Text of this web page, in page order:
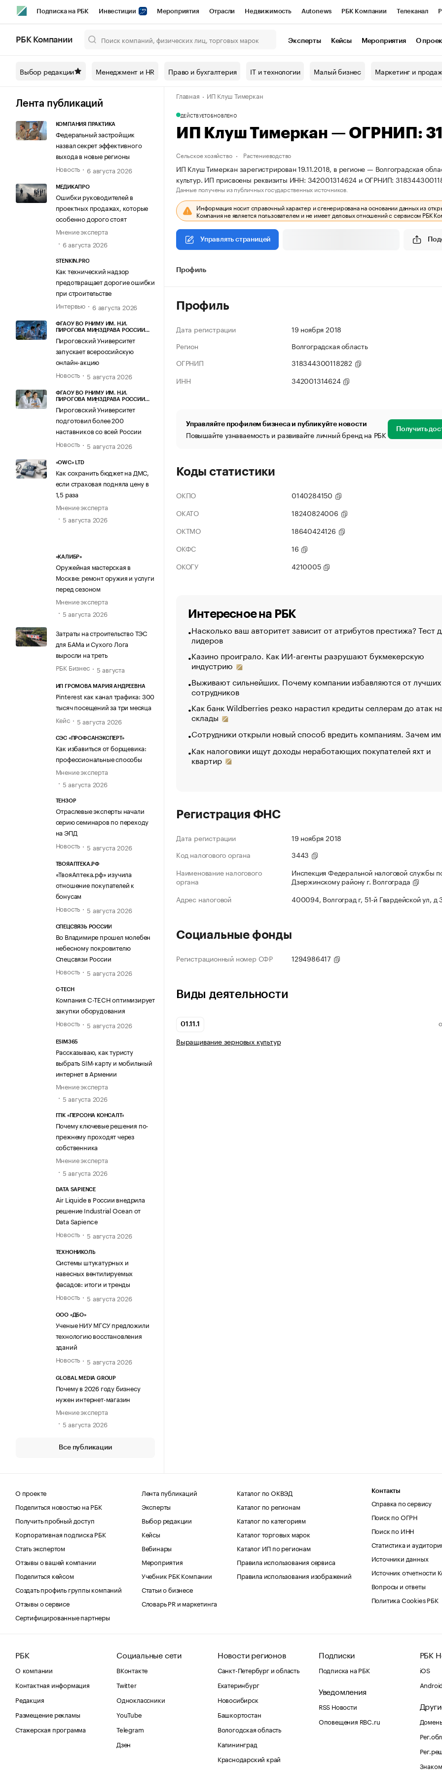
Подписка на РБК Инвестиции Мероприятия Отрасли Недвижимость Autonews РБК Компании Телеканал
Спецпроекты СПб Конференции СПб Спецпроекты Проверка контрагентов
Технологии и медиа Рынок наличной валюты
РБК Компании Эксперты Кейсы Мероприятия О
Выбор редакции Менеджмент и HR Право и бухгалтерия IT и технологии Малый бизнес Маркетинг и
Лента публикаций
КОМПАНИЯ ПРАКТИКА
Федеральный застройщик
назвал секрет эффективного
выхода в новые регионы
Новость
6 августа 2026
МЕДИКАПРО
Ошибки руководителей в
проектных продажах, которые
особенно дорого стоят
Мнение эксперта
6 августа 2026
STENKIN.PRO
Как технический надзор
предотвращает дорогие ошибки
при строительстве
Интервью
6 августа 2026
ФГАОУ ВО РНИМУ ИМ. Н.И.
ПИРОГОВА МИНЗДРАВА РОССИИ
Пироговский Университет
запускает всероссийскую
онлайн-акцию
Новость
5 августа 2026
ФГАОУ ВО РНИМУ ИМ. Н.И.
ПИРОГОВА МИНЗДРАВА РОССИИ
Пироговский Университет
подготовил более 200
наставников со всей России
Новость
5 августа 2026
«OWC» LTD
Как сохранить бюджет на ДМС,
если страховая подняла цену в
1,5 раза
Мнение эксперта
5 августа 2026
«КАЛИБР»
Оружейная мастерская в
Москве: ремонт оружия и услуги
перед сезоном
Мнение эксперта
5 августа 2026
Затраты на строительство ТЭС
для БАМа и Сухого Лога
выросли на треть
РБК Бизнес
5 августа
ИП ГРОМОВА МАРИЯ АНДРЕЕВНА
Pinterest как канал трафика: 300
тысяч посещений за три месяца
Кейс
5 августа 2026
СЭС «ПРОФСАНЭКСПЕРТ»
Как избавиться от борщевика:
профессиональные способы
Мнение эксперта
5 августа 2026
ТЕНЗОР
Отраслевые эксперты начали
серию семинаров по переходу
на ЭПД
Новость
5 августа 2026
ТВОЯАПТЕКА.РФ
«ТвояАптека.рф» изучила
отношение покупателей к
бонусам
Новость
5 августа 2026
СПЕЦСВЯЗЬ РОССИИ
Во Владимире прошел молебен
небесному покровителю
Спецсвязи России
Новость
5 августа 2026
C-TECH
Компания C-TECH оптимизирует
закупки оборудования
Новость
5 августа 2026
ESIM365
Рассказываю, как туристу
выбрать SIM-карту и мобильный
интернет в Армении
Мнение эксперта
5 августа 2026
ГПК «ПЕРСОНА КОНСАЛТ»
Почему ключевые решения по-
прежнему проходят через
собственника
Мнение эксперта
5 августа 2026
DATA SAPIENCE
Air Liquide в России внедрила
решение Industrial Ocean от
Data Sapience
Новость
5 августа 2026
ТЕХНОНИКОЛЬ
Системы штукатурных и
навесных вентилируемых
фасадов: итоги и тренды
Новость
5 августа 2026
ООО «ДБО»
Ученые НИУ МГСУ предложили
технологию восстановления
зданий
Новость
5 августа 2026
GLOBAL MEDIA GROUP
Почему в 2026 году бизнесу
нужен интернет-магазин
Мнение эксперта
5 августа 2026
Все публикации
Главная ИП Клуш Тимеркан
ДЕЙСТВУЕТОБНОВЛЕНО
ИП Клуш Тимеркан — ОГРНИП:
Сельское хозяйство Растениеводство
ИП Клуш Тимеркан зарегистрирован 19.11.2018, в регионе — Волгоградская
культур. ИП присвоены реквизиты ИНН: 342001314624 и ОГРНИП:
Данные получены из публичных государственных источников.
Информация носит справочный характер и сгенерирована на основании данных из
Компания не является пользователем и не имеет деловых отношений с сервисом РБК
Управлять страницей
Профиль
Профиль
Дата регистрации
19 ноября 2018
Регион
Волгоградская область
ОГРНИП
318344300118282
ИНН
342001314624
Управляйте профилем бизнеса и публикуйте новости
Повышайте узнаваемость и развивайте личный бренд на РБК Получить
Коды статистики
ОКПО
0140284150
ОКАТО
18240824006
ОКТМО
18640424126
ОКФС
16
ОКОГУ
4210005
Интересное на РБК
Насколько ваш авторитет зависит от атрибутов престижа? Тест
лидеров
Казино проиграло. Как ИИ-агенты разрушают букмекерскую
индустрию
Выживают сильнейших. Почему компании избавляются от лучших
сотрудников
Как банк Wildberries резко нарастил кредиты селлерам до атак
склады
Сотрудники открыли новый способ вредить компаниям. Зачем
Как налоговики ищут доходы неработающих покупателей яхт и
квартир
Регистрация ФНС
Дата регистрации
19 ноября 2018
Код налогового органа
3443
Наименование налогового
органа
Инспекция Федеральной налоговой службы
Дзержинскому району г. Волгограда
Адрес налоговой
400094, Волгоград г, 51-й Гвардейской ул, д
Социальные фонды
Регистрационный номер СФР 1294986417
Виды деятельности
01.11.1
Выращивание зерновых культур
О проекте
Поделиться новостью на РБК
Получить пробный доступ
Корпоративная подписка РБК
Стать экспертом
Отзывы о вашей компании
Поделиться кейсом
Создать профиль группы компаний
Отзывы о сервисе
Сертифицированные партнеры
Лента публикаций
Эксперты
Выбор редакции
Кейсы
Вебинары
Мероприятия
Учебник РБК Компании
Статьи о бизнесе
Словарь PR и маркетинга
Каталог по ОКВЭД
Каталог по регионам
Каталог по категориям
Каталог торговых марок
Каталог ИП по регионам
Правила использования сервиса
Правила использования изображений
Контакты
Справка по сервису
Поиск по ОГРН
Поиск по ИНН
Статистика и
Источники данных
Источник отчетности
Вопросы и ответы
Политика Cookies РБК
РБК
О компании
Контактная информация
Редакция
Размещение рекламы
Стажерская программа
Социальные сети
ВКонтакте
Twitter
Одноклассники
YouTube
Telegram
Дзен
Новости регионов
Санкт-Петербург и область
Екатеринбург
Новосибирск
Башкортостан
Вологодская область
Калининград
Краснодарский край
Подписки
Подписка на РБК
Уведомления
RSS Новости
Оповещения RBC.ru
РБК
iOS